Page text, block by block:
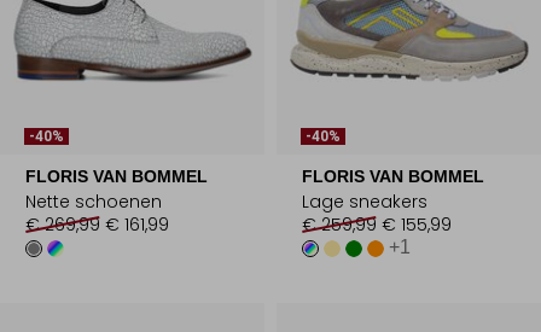
-40%
FLORIS VAN BOMMEL
Nette schoenen
€ 269,99 € 161,99
-40%
FLORIS VAN BOMMEL
Lage sneakers
€ 259,99 € 155,99
+1